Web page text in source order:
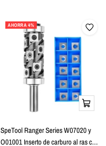
AHORRA 4%
Añadir
a
cesta
SpeTool Ranger Series W07020 y
O01001 Inserto de carburo al ras con